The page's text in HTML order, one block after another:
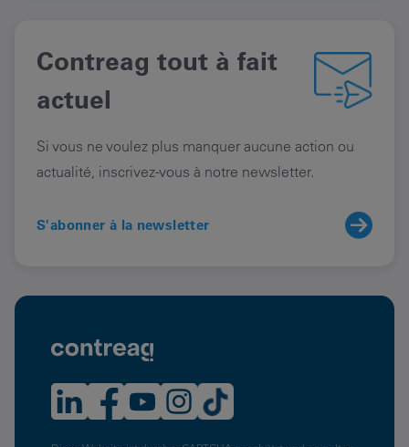
Contreag tout à fait
actuel
Si vous ne voulez plus manquer aucune action ou
actualité, inscrivez-vous à notre newsletter.
S'abonner à la newsletter